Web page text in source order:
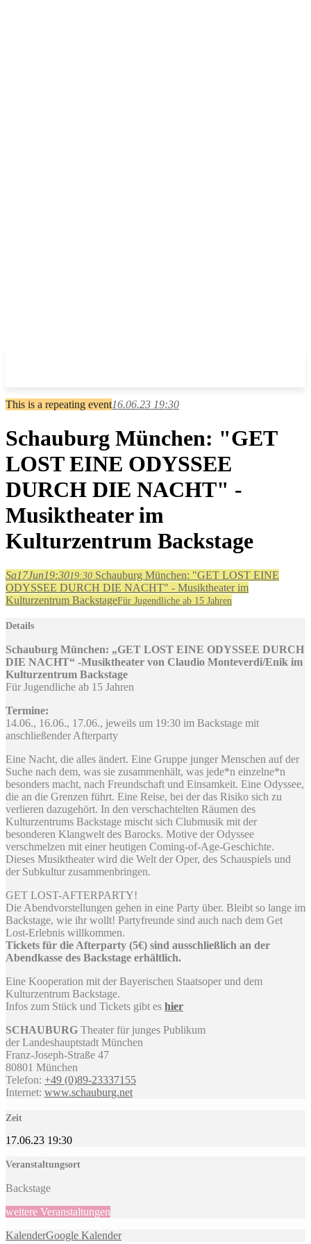
This is a repeating event16.06.23 19:30
Schauburg München: "GET
LOST EINE ODYSSEE
DURCH DIE NACHT" -
Musiktheater im
Kulturzentrum Backstage
Sa17Jun19:3019:30 Schauburg München: "GET LOST EINE
ODYSSEE DURCH DIE NACHT" - Musiktheater im
Kulturzentrum BackstageFür Jugendliche ab 15 Jahren
Details
Schauburg München: „GET LOST EINE ODYSSEE DURCH
DIE NACHT“ -Musiktheater von Claudio Monteverdi/Enik im
Kulturzentrum Backstage
Für Jugendliche ab 15 Jahren
Termine:
14.06., 16.06., 17.06., jeweils um 19:30 im Backstage mit
anschließender Afterparty
Eine Nacht, die alles ändert. Eine Gruppe junger Menschen auf der
Suche nach dem, was sie zusammenhält, was jede*n einzelne*n
besonders macht, nach Freundschaft und Einsamkeit. Eine Odyssee,
die an die Grenzen führt. Eine Reise, bei der das Risiko sich zu
verlieren dazugehört. In den verschachtelten Räumen des
Kulturzentrums Backstage mischt sich Clubmusik mit der
besonderen Klangwelt des Barocks. Motive der Odyssee
verschmelzen mit einer heutigen Coming-of-Age-Geschichte.
Dieses Musiktheater wird die Welt der Oper, des Schauspiels und
der Subkultur zusammenbringen.
GET LOST-AFTERPARTY!
Die Abendvorstellungen gehen in eine Party über. Bleibt so lange im
Backstage, wie ihr wollt! Partyfreunde sind auch nach dem Get
Lost-Erlebnis willkommen.
Tickets für die Afterparty (5€) sind ausschließlich an der
Abendkasse des Backstage erhältlich.
Eine Kooperation mit der Bayerischen Staatsoper und dem
Kulturzentrum Backstage.
Infos zum Stück und Tickets gibt es hier
SCHAUBURG Theater für junges Publikum
der Landeshauptstadt München
Franz-Joseph-Straße 47
80801 München
Telefon: +49 (0)89-23337155
Internet: www.schauburg.net
Zeit
17.06.23 19:30
Veranstaltungsort
Backstage
weitere Veranstaltungen
KalenderGoogle Kalender